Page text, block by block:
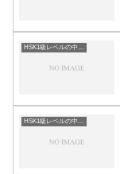
HSK1級レベルの中国語
HSK1級レベルの中国語